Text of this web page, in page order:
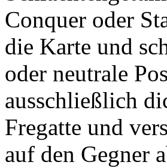
Conquer oder
die Karte und
oder neutrale
ausschließlich
Fregatte und
auf den Gegner